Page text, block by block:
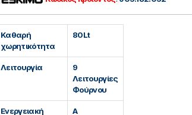
Καθαρή
χωρητικότητα
80Lt
Λειτουργία
9
Λειτουργίες
Φούρνου
Ενεργειακή
A